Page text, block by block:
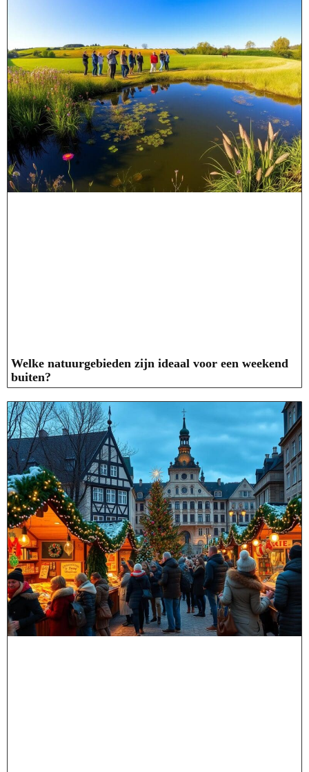
Welke natuurgebieden zijn ideaal voor een weekend
buiten?